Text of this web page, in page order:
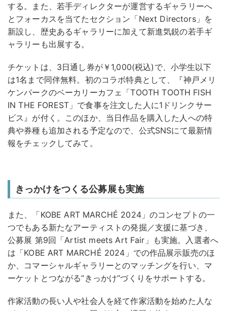
する。また、若手ディレクターが運営するギャラリーへ
とフォーカスを当てたセクション「Next Directors」を
新設し、歴史あるギャラリーに加えて新進気鋭の若手ギ
ャラリーも出展する。
チケットは、3日通し券が￥1,000(税込)で、小学生以下
は1名まで同伴無料。初のコラボ特典として、『神戸メリ
ケンパークのベーカリーカフェ「TOOTH TOOTH FISH
IN THE FOREST」で食事を注文した人に1ドリンクサー
ビス』が付く。このほか、当日作品を購入した人への特
典や券種も追加される予定なので、公式SNSにて最新情
報をチェックしてみて。
きっかけをつくる公募展も実施
また、「KOBE ART MARCHÉ 2024」のコンセプトの一
つでもある新たなアーティストの発掘／支援に基づき、
公募展 第9回「Artist meets Art Fair」も実施。入選者へ
は「KOBE ART MARCHÉ 2024」での作品展示販売のほ
か、コマーシャルギャラリーとのマッチングを⾏い、マ
ーケットとつながる“きっかけ”づくりをサポートする。
作家活動の長い人や社会人を経て作家活動を始めた人な